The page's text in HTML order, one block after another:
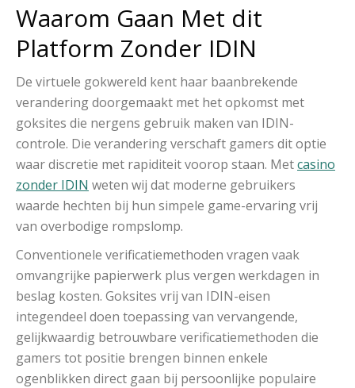
Waarom Gaan Met dit
Platform Zonder IDIN
De virtuele gokwereld kent haar baanbrekende
verandering doorgemaakt met het opkomst met
goksites die nergens gebruik maken van IDIN-
controle. Die verandering verschaft gamers dit optie
waar discretie met rapiditeit voorop staan. Metcasino
zonder IDIN weten wij dat moderne gebruikers
waarde hechten bij hun simpele game-ervaring vrij
van overbodige rompslomp.
Conventionele verificatiemethoden vragen vaak
omvangrijke papierwerk plus vergen werkdagen in
beslag kosten. Goksites vrij van IDIN-eisen
integendeel doen toepassing van vervangende,
gelijkwaardig betrouwbare verificatiemethoden die
gamers tot positie brengen binnen enkele
ogenblikken direct gaan bij persoonlijke populaire